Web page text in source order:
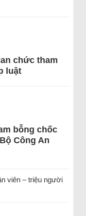
chức tham
luật
bỗng chốc
Công An
viên – triệu người